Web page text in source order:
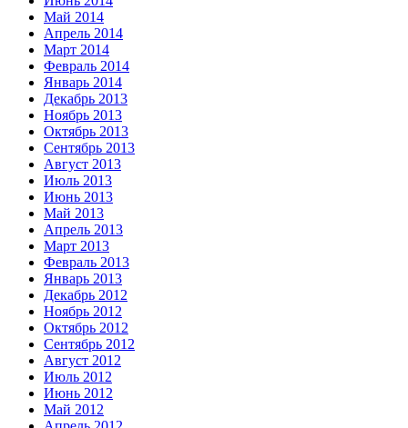
Май 2014
Апрель 2014
Март 2014
Февраль 2014
Январь 2014
Декабрь 2013
Ноябрь 2013
Октябрь 2013
Сентябрь 2013
Август 2013
Июль 2013
Июнь 2013
Май 2013
Апрель 2013
Март 2013
Февраль 2013
Январь 2013
Декабрь 2012
Ноябрь 2012
Октябрь 2012
Сентябрь 2012
Август 2012
Июль 2012
Июнь 2012
Май 2012